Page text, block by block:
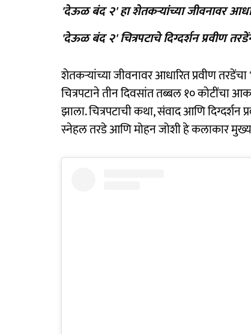
'देऊळ बंद २' हा शेतकऱ्यांच्या जीवनावर
'देऊळ बंद २' चित्रपटाचे दिग्दर्शन प्रवीण
शेतकऱ्यांच्या जीवनावर आधारित प्रवीण
चित्रपटाने तीन दिवसांत तब्बल १० कोटींचा
झाला. चित्रपटाची कथा, संवाद आणि
स्नेहल तरडे आणि मोहन जोशी हे कलाकार